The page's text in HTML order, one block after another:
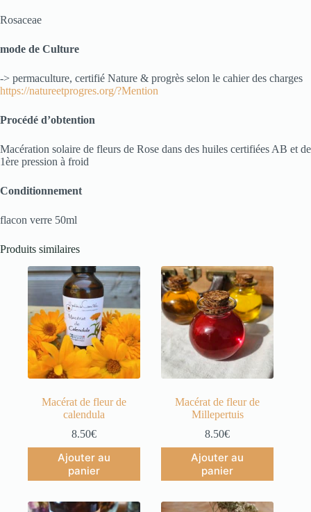
Rosaceae
mode de Culture
-> permaculture, certifié Nature & progrès selon le cahier des charges
https://natureetprogres.org/?Mention
Procédé d’obtention
Macération solaire de fleurs de Rose dans des huiles certifiées AB et de
1ère pression à froid
Conditionnement
flacon verre 50ml
Produits similaires
Macérat de fleur de
calendula
8.50€
Ajouter au
panier
Macérat de fleur de
Millepertuis
8.50€
Ajouter au
panier